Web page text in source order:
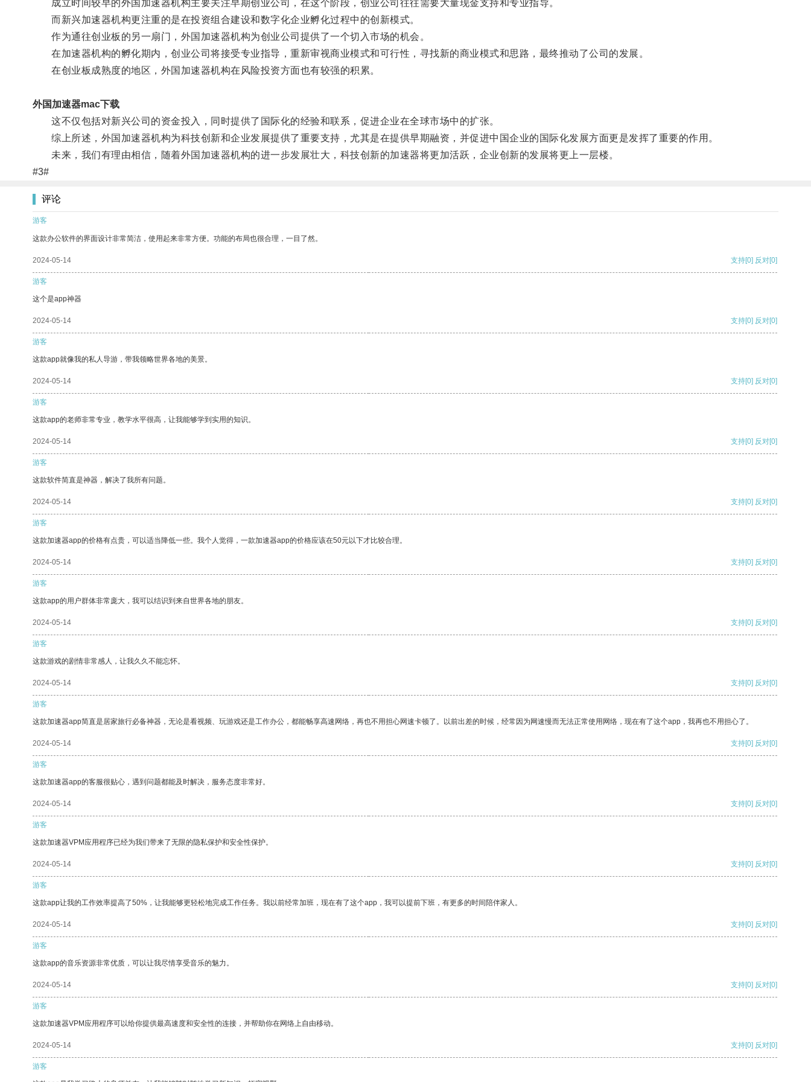
成立时间较早的外国加速器机构主要关注早期创业公司，在这个阶段，创业公司往往需要大量现金支持和专业指导。
而新兴加速器机构更注重的是在投资组合建设和数字化企业孵化过程中的创新模式。
作为通往创业板的另一扇门，外国加速器机构为创业公司提供了一个切入市场的机会。
在加速器机构的孵化期内，创业公司将接受专业指导，重新审视商业模式和可行性，寻找新的商业模式和思路，最终推动了公司的发展。
在创业板成熟度的地区，外国加速器机构在风险投资方面也有较强的积累。
外国加速器mac下载
这不仅包括对新兴公司的资金投入，同时提供了国际化的经验和联系，促进企业在全球市场中的扩张。
综上所述，外国加速器机构为科技创新和企业发展提供了重要支持，尤其是在提供早期融资，并促进中国企业的国际化发展方面更是发挥了重要的作用。
未来，我们有理由相信，随着外国加速器机构的进一步发展壮大，科技创新的加速器将更加活跃，企业创新的发展将更上一层楼。
#3#
评论
游客
这款办公软件的界面设计非常简洁，使用起来非常方便。功能的布局也很合理，一目了然。
2024-05-14 支持[0] 反对[0]
游客
这个是app神器
2024-05-14 支持[0] 反对[0]
游客
这款app就像我的私人导游，带我领略世界各地的美景。
2024-05-14 支持[0] 反对[0]
游客
这款app的老师非常专业，教学水平很高，让我能够学到实用的知识。
2024-05-14 支持[0] 反对[0]
游客
这款软件简直是神器，解决了我所有问题。
2024-05-14 支持[0] 反对[0]
游客
这款加速器app的价格有点贵，可以适当降低一些。我个人觉得，一款加速器app的价格应该在50元以下才比较合理。
2024-05-14 支持[0] 反对[0]
游客
这款app的用户群体非常庞大，我可以结识到来自世界各地的朋友。
2024-05-14 支持[0] 反对[0]
游客
这款游戏的剧情非常感人，让我久久不能忘怀。
2024-05-14 支持[0] 反对[0]
游客
这款加速器app简直是居家旅行必备神器，无论是看视频、玩游戏还是工作办公，都能畅享高速网络，再也不用担心网速卡顿了。以前出差的时候，经常因为网速慢而无法正常使用网络，现在有了这个app，我再也不用担心了。
2024-05-14 支持[0] 反对[0]
游客
这款加速器app的客服很贴心，遇到问题都能及时解决，服务态度非常好。
2024-05-14 支持[0] 反对[0]
游客
这款加速器VPM应用程序已经为我们带来了无限的隐私保护和安全性保护。
2024-05-14 支持[0] 反对[0]
游客
这款app让我的工作效率提高了50%，让我能够更轻松地完成工作任务。我以前经常加班，现在有了这个app，我可以提前下班，有更多的时间陪伴家人。
2024-05-14 支持[0] 反对[0]
游客
这款app的音乐资源非常优质，可以让我尽情享受音乐的魅力。
2024-05-14 支持[0] 反对[0]
游客
这款加速器VPM应用程序可以给你提供最高速度和安全性的连接，并帮助你在网络上自由移动。
2024-05-14 支持[0] 反对[0]
游客